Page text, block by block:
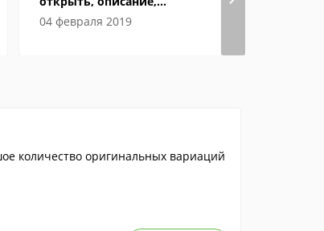
особенности
04 февраля 2019
количество оригинальных вариаций